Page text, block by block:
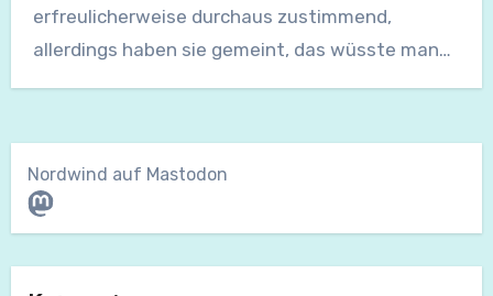
erfreulicherweise durchaus zustimmend,
allerdings haben sie gemeint, das wüsste man
ja…
Nordwind auf Mastodon
Mastodon